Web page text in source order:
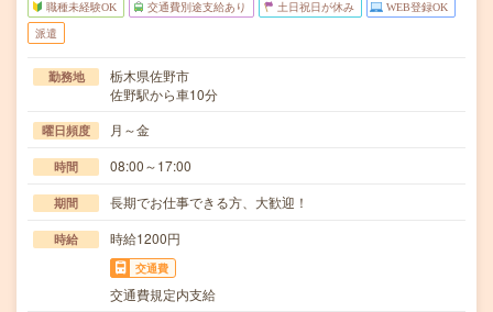
職種未経験OK 交通費別途支給あり 土日祝日が休み WEB登録OK
派遣
勤務地
栃木県佐野市
佐野駅から車10分
曜日頻度 月～金
時間 08:00～17:00
期間 長期でお仕事できる方、大歓迎！
時給 時給1200円
交通費
交通費規定内支給